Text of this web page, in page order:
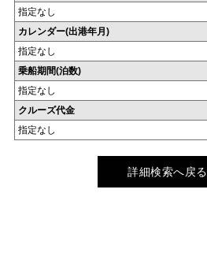
指定なし
カレンダー(出港年月)
指定なし
乗船期間(泊数)
指定なし
クルーズ代金
指定なし
詳細検索へ戻る